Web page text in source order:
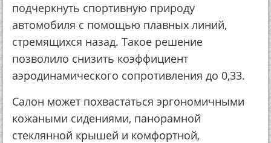
подчеркнуть спортивную природу
автомобиля с помощью плавных линий,
стремящихся назад. Такое решение
позволило снизить коэффициент
аэродинамического сопротивления до 0,33.
Салон может похвастаться эргономичными
кожаными сидениями, панорамной
стеклянной крышей и комфортной,